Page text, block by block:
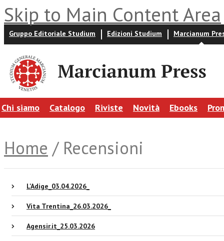
Skip to Main Content Area
Gruppo Editoriale Studium Edizioni Studium Marcianum
Chi siamo Catalogo Riviste Novità Ebooks
Home / Recensioni
L'Adige_03.04.2026_
Vita Trentina_26.03.2026_
Agensir.it_25.03.2026